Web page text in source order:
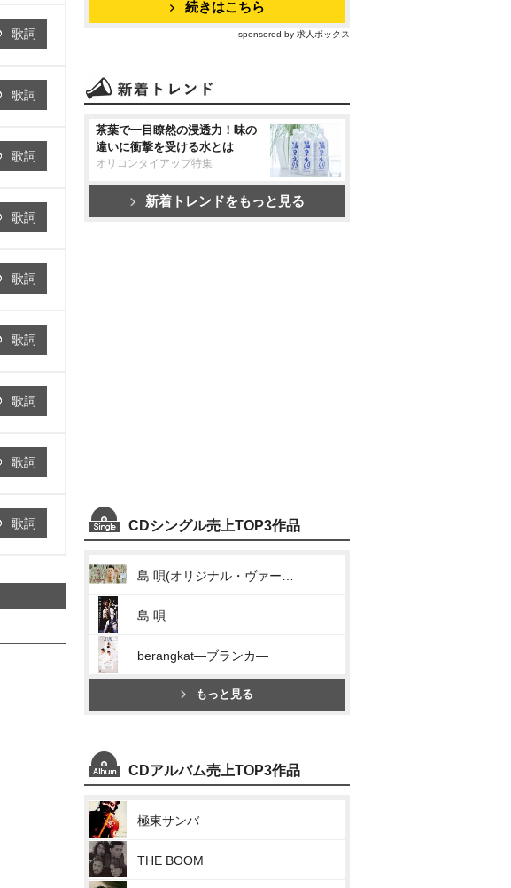
歌詞
歌詞
歌詞
歌詞
歌詞
歌詞
歌詞
歌詞
歌詞
続きはこちら
sponsored by 求人ボックス
茶葉で一目瞭然の浸透力！味の
違いに衝撃を受ける水とは
オリコンタイアップ特集
新着トレンドをもっと見る
CDシングル売上TOP3作品
島 唄
berangkat―ブランカ―
もっと見る
CDアルバム売上TOP3作品
極東サンバ
THE BOOM